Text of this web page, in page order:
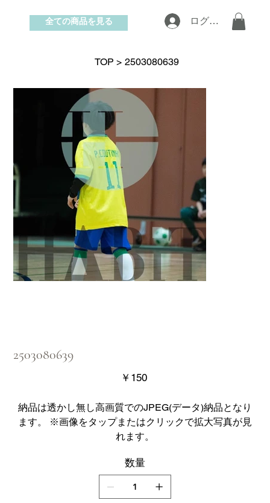
お問い合わせ
ログイン
全ての商品を見る
TOP > 2503080639
2503080639
価
格
￥150
納品は透かし無し高画質でのJPEG(データ)納品となり
ます。 ※画像をタップまたはクリックで拡大写真が見
れます。
数量